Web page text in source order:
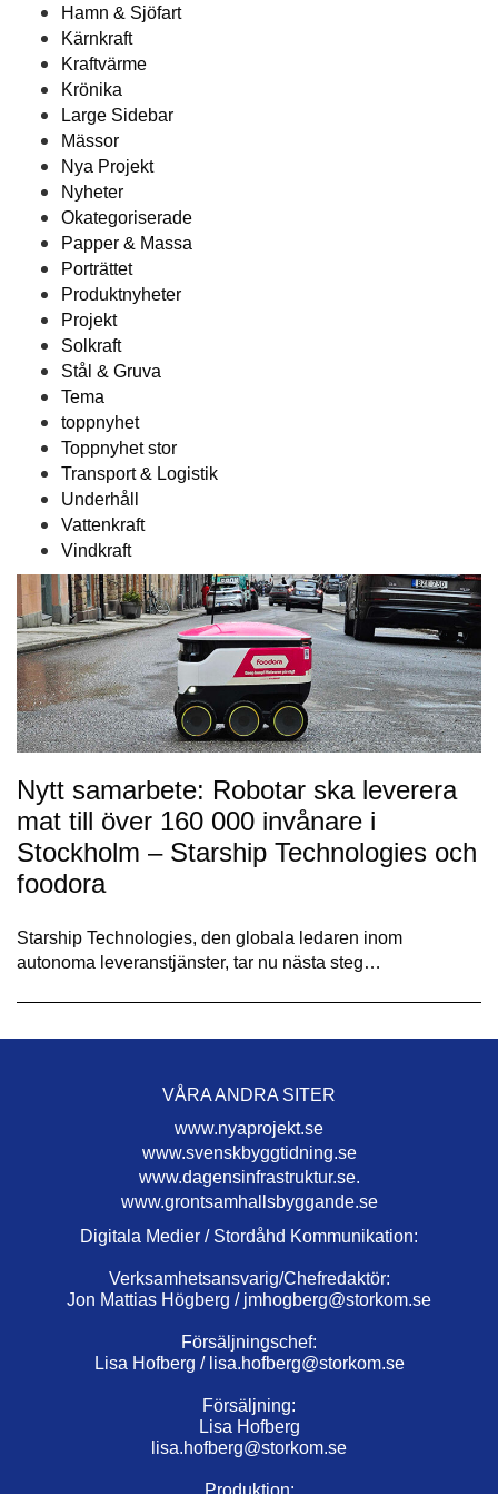
Hamn & Sjöfart
Kärnkraft
Kraftvärme
Krönika
Large Sidebar
Mässor
Nya Projekt
Nyheter
Okategoriserade
Papper & Massa
Porträttet
Produktnyheter
Projekt
Solkraft
Stål & Gruva
Tema
toppnyhet
Toppnyhet stor
Transport & Logistik
Underhåll
Vattenkraft
Vindkraft
Nytt samarbete: Robotar ska leverera
mat till över 160 000 invånare i
Stockholm – Starship Technologies och
foodora
Starship Technologies, den globala ledaren inom
autonoma leveranstjänster, tar nu nästa steg…
VÅRA ANDRA SITER
www.nyaprojekt.se
www.svenskbyggtidning.se
www.dagensinfrastruktur.se.
www.grontsamhallsbyggande.se
Digitala Medier / Stordåhd Kommunikation:
Verksamhetsansvarig/Chefredaktör:
Jon Mattias Högberg / jmhogberg@storkom.se
Försäljningschef:
Lisa Hofberg / lisa.hofberg@storkom.se
Försäljning:
Lisa Hofberg
lisa.hofberg@storkom.se
Produktion: